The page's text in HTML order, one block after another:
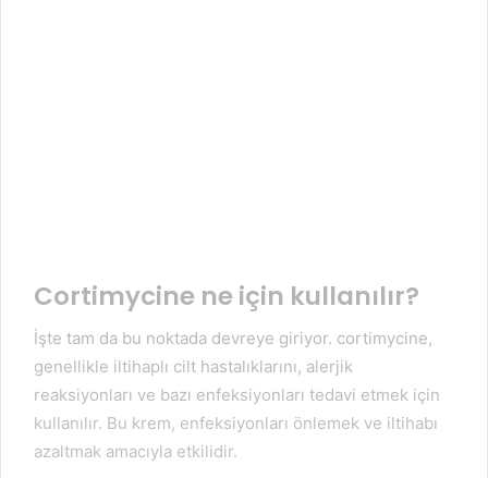
Cortimycine ne için kullanılır?
İşte tam da bu noktada devreye giriyor. cortimycine,
genellikle iltihaplı cilt hastalıklarını, alerjik
reaksiyonları ve bazı enfeksiyonları tedavi etmek için
kullanılır. Bu krem, enfeksiyonları önlemek ve iltihabı
azaltmak amacıyla etkilidir.